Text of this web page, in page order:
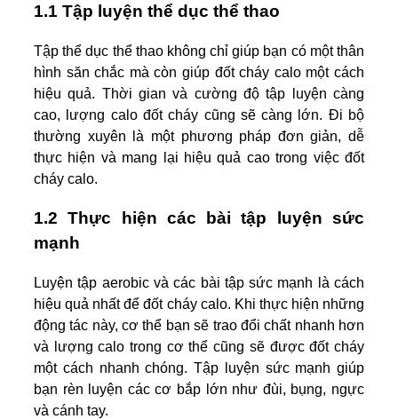
1.1 Tập luyện thể dục thể thao
Tập thể dục thể thao không chỉ giúp bạn có một thân
hình săn chắc mà còn giúp đốt cháy calo một cách
hiệu quả. Thời gian và cường độ tập luyện càng
cao, lượng calo đốt cháy cũng sẽ càng lớn. Đi bộ
thường xuyên là một phương pháp đơn giản, dễ
thực hiện và mang lại hiệu quả cao trong việc đốt
cháy calo.
1.2 Thực hiện các bài tập luyện sức
mạnh
Luyện tập aerobic và các bài tập sức mạnh là cách
hiệu quả nhất để đốt cháy calo. Khi thực hiện những
động tác này, cơ thể bạn sẽ trao đổi chất nhanh hơn
và lượng calo trong cơ thể cũng sẽ được đốt cháy
một cách nhanh chóng. Tập luyện sức mạnh giúp
bạn rèn luyện các cơ bắp lớn như đùi, bụng, ngực
và cánh tay.